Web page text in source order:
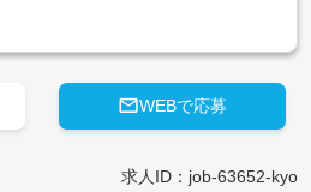
WEBで応募
求人ID：job-63652-kyo